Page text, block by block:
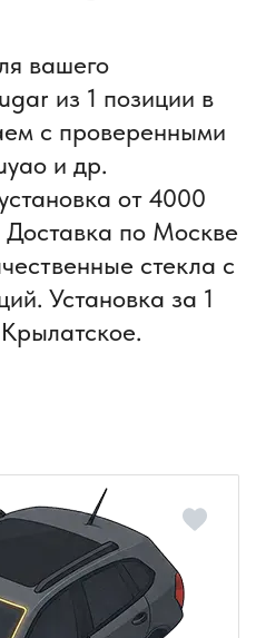
вашего
из 1 позиции в
с проверенными
и др.
от 4000
Доставка по Москве
стекла с
Установка за 1